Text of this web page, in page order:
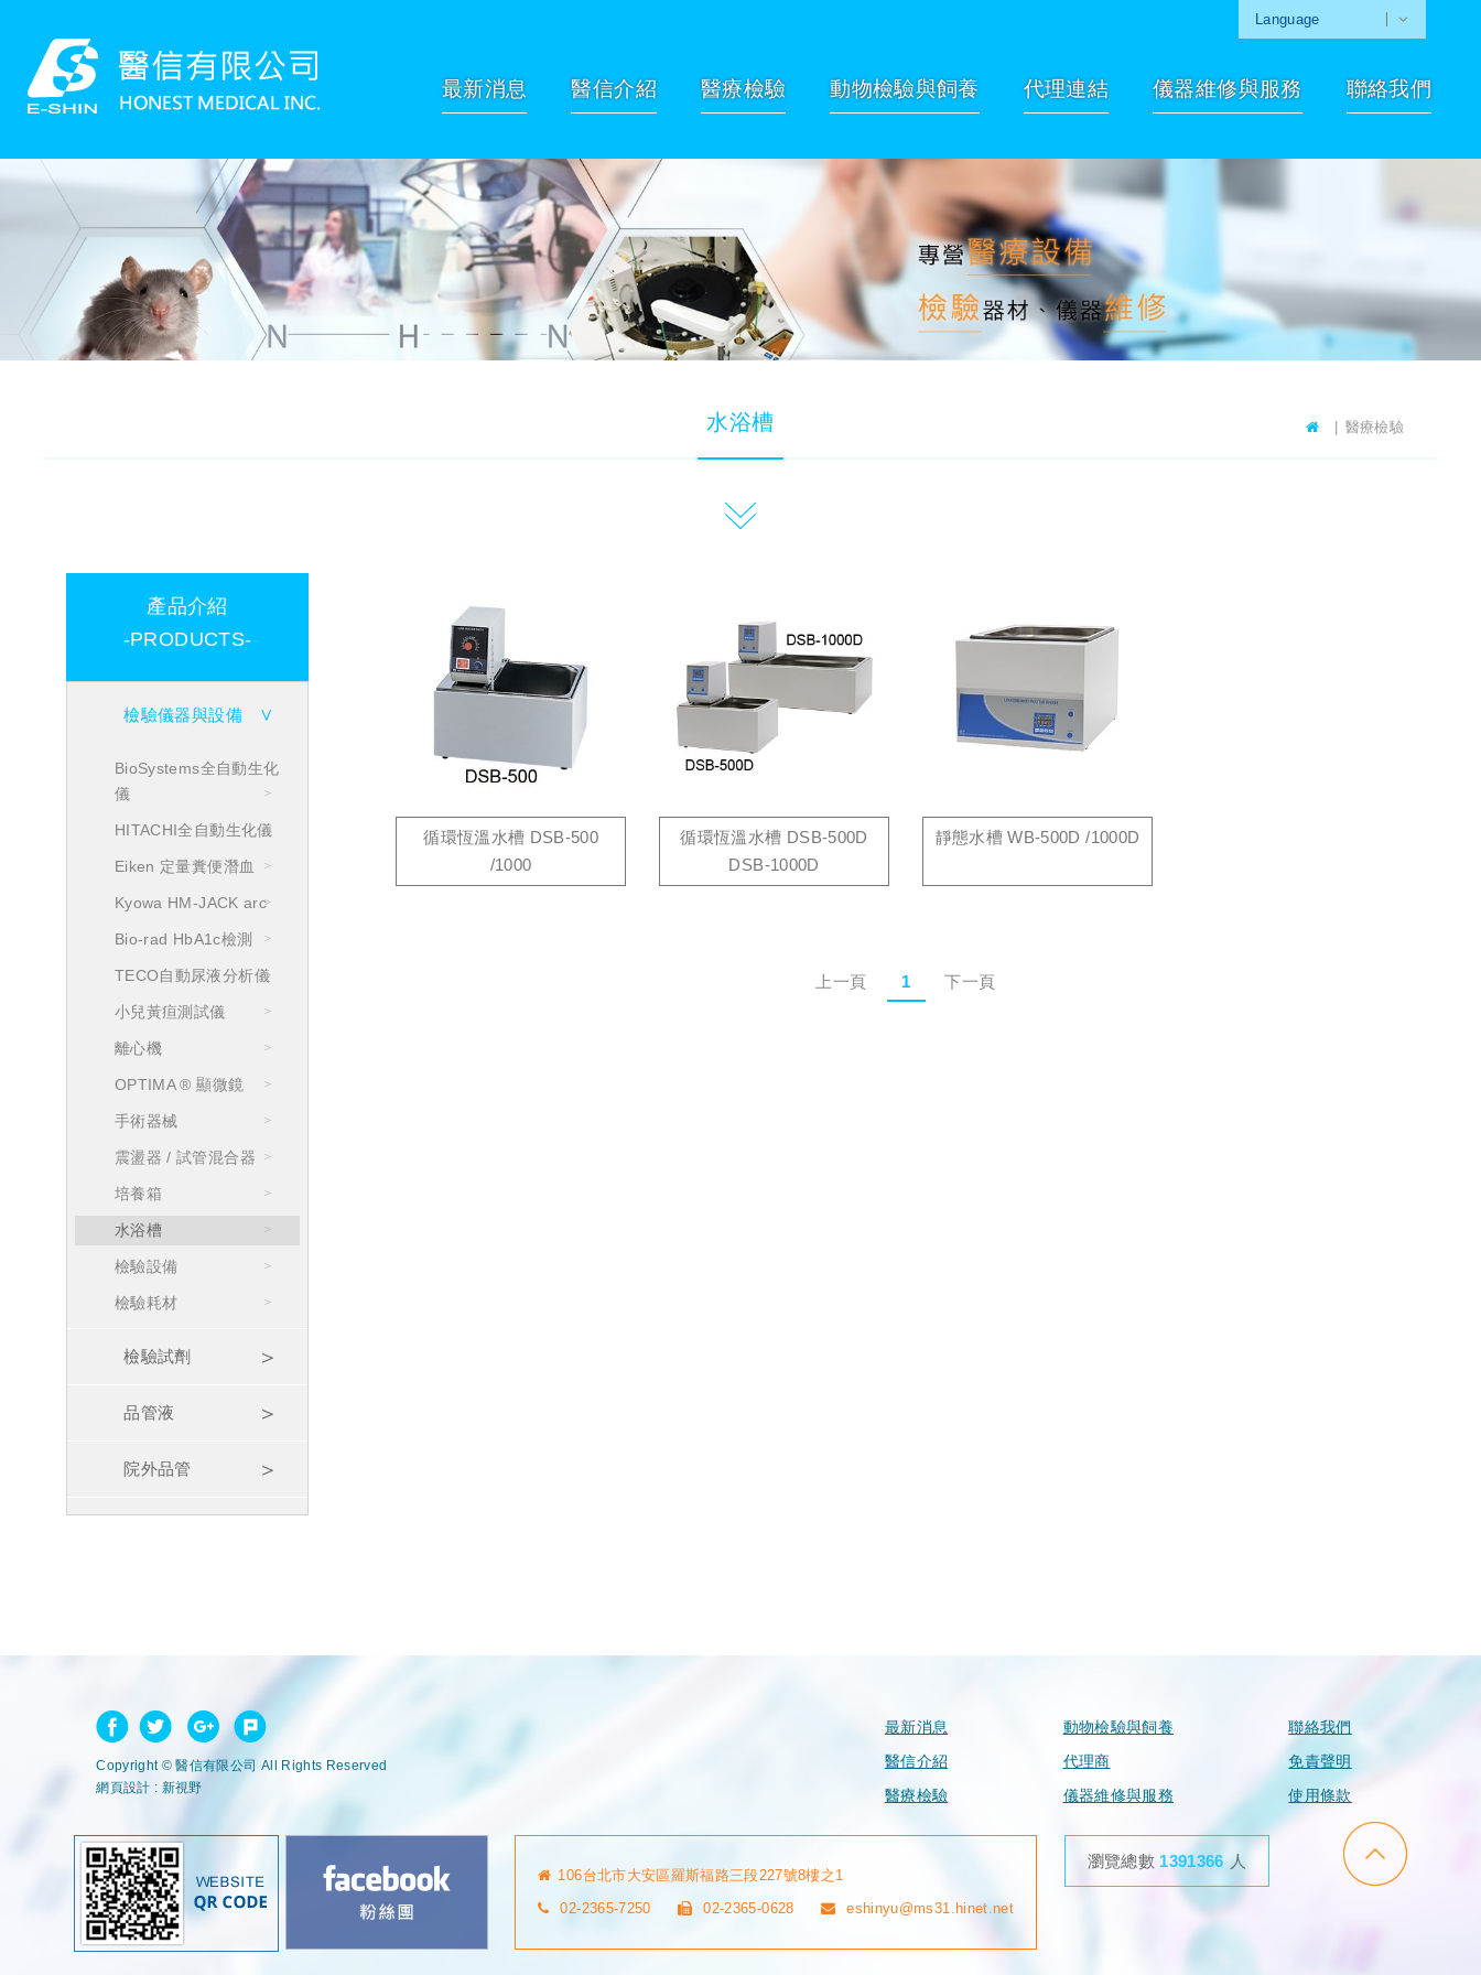
Language
最新消息 醫信介紹 醫療檢驗 動物檢驗與飼養 代理連結 儀器維修與服務 聯絡我們
水浴槽 醫療檢驗
產品介紹
-PRODUCTS-
檢驗儀器與設備
BioSystems全自動生化
儀
HITACHI全自動生化儀
Eiken 定量糞便潛血
Kyowa HM-JACK arc
Bio-rad HbA1c檢測
TECO自動尿液分析儀
小兒黃疸測試儀
離心機
OPTIMA ® 顯微鏡
手術器械
震盪器 / 試管混合器
培養箱
水浴槽
檢驗設備
檢驗耗材
檢驗試劑
品管液
院外品管
循環恆溫水槽 DSB-500
/1000
循環恆溫水槽 DSB-500D
DSB-1000D
靜態水槽 WB-500D /1000D
上一頁 1 下一頁
Copyright © 醫信有限公司 All Rights Reserved
網頁設計 : 新視野
最新消息
醫信介紹
醫療檢驗
動物檢驗與飼養
代理商
儀器維修與服務
聯絡我們
免責聲明
使用條款
106台北市大安區羅斯福路三段227號8樓之1
02-2365-7250
02-2365-0628 eshinyu@ms31.hinet.net
瀏覽總數 1391366 人